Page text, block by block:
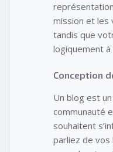
mission et les
tandis que
logiquement
Conception
Un blog est
communauté
souhaitent
parliez de